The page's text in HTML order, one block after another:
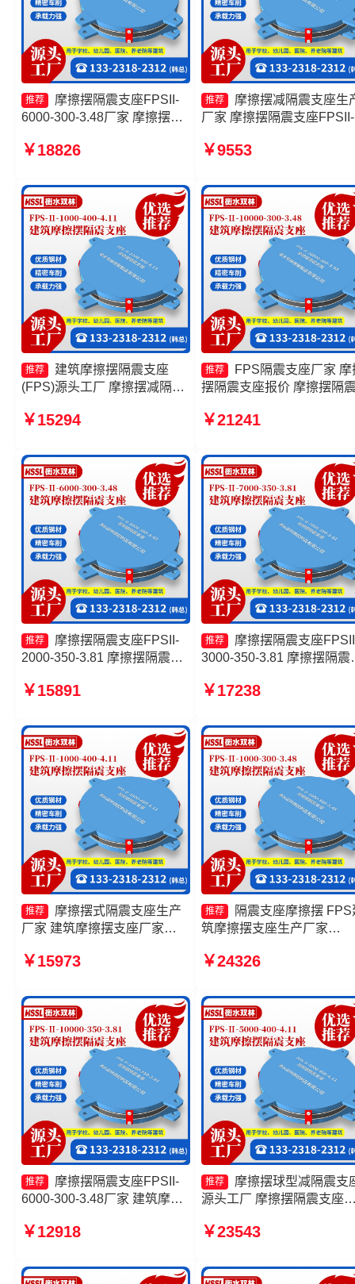
推荐
摩擦摆隔震支座FPSII-
6000-300-3.48厂家 摩擦摆减
工厂 FPS建筑摩擦摆支座 摩
400-4.11生产厂家
￥18826
推荐
摩擦摆减隔震支座生
厂家 摩擦摆隔震支座FPSII-
座FPS-Ⅱ-8000-200厂家
3.81厂家
￥9553
推荐
建筑摩擦摆隔震支座
(FPS)源头工厂 摩擦摆减隔震
厂家 摩擦摆式减震支座
￥15294
推荐
FPS隔震支座厂家 摩
摆隔震支座报价 摩擦摆隔
工厂 摩擦摆减隔震球型支
￥21241
推荐
摩擦摆隔震支座FPSII-
2000-350-3.81 摩擦摆隔震支
摩擦摆式减震支座源头工厂 摩
￥15891
推荐
摩擦摆隔震支座
3000-350-3.81 摩擦摆隔震
摆隔震支座FPSII-1000-
厂家
￥17238
推荐
摩擦摆式隔震支座生产
厂家 建筑摩擦摆支座厂家
摩擦摆支座定制源头工厂
￥15973
推荐
隔震支座摩擦摆 FPS
筑摩擦摆支座生产厂家
工厂 摩擦摆隔震支座FPSII-
￥24326
推荐
摩擦摆隔震支座FPSII-
6000-300-3.48厂家 建筑摩擦
隔震支座FPSII-2000-400-
FJZQZ9000GD厂家
￥12918
推荐
摩擦摆球型减隔震支
源头工厂 摩擦摆隔震支座
厂 摩擦支座源头工厂 建筑
￥23543